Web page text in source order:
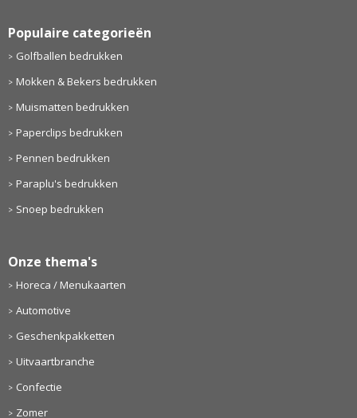
Populaire categorieën
Golfballen bedrukken
Mokken & Bekers bedrukken
Muismatten bedrukken
Paperclips bedrukken
Pennen bedrukken
Paraplu's bedrukken
Snoep bedrukken
Onze thema's
Horeca / Menukaarten
Automotive
Geschenkpakketten
Uitvaartbranche
Confectie
Zomer